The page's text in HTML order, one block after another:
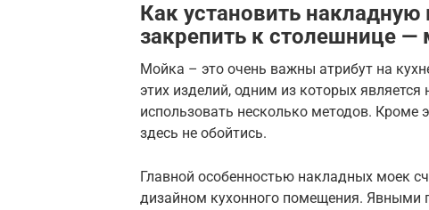
Как установить
закрепить к столешнице —
Мойка – это очень важны атрибут на
этих изделий, одним из которых
использовать несколько методов. Кроме
здесь не обойтись.
Главной особенностью накладных моек
дизайном кухонного помещения.